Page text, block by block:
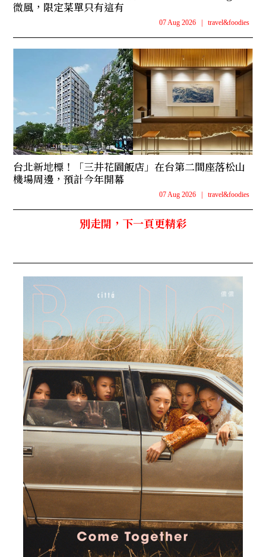
微風，限定菜單只有這有
07 Aug 2026 travel&foodies
台北新地標！「三井花園飯店」在台第二間座落松山
機場周邊，預計今年開幕
07 Aug 2026 travel&foodies
別走開，下一頁更精彩